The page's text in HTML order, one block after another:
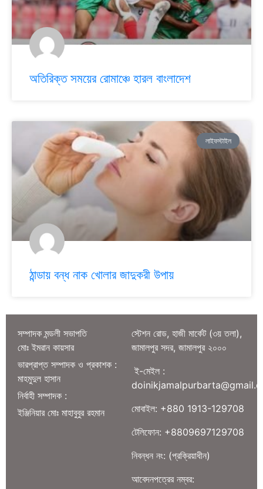
অতিরিক্ত সময়ের রোমাঞ্চে হারল বাংলাদেশ
লাইফস্টাইল
ঠান্ডায় বন্ধ নাক খোলার জাদুকরী উপায়
সম্পাদক মন্ডলী সভাপতি
মোঃ ইমরান কায়সার
ভারপ্রাপ্ত সম্পাদক ও প্রকাশক :
মাহমুদুল হাসান
নির্বাহী সম্পাদক :
ইঞ্জিনিয়ার মোঃ মাহাবুবুর রহমান
স্টেশন রোড, হাজী মার্কেট (৩য় তলা),
জামালপুর সদর, জামালপুর ২০০০
ই-মেইল :
মোবাইল: +880 1913-129708
টেলিফোন: +8809697129708
নিবন্ধন নং: (প্রক্রিয়াধীন)
আবেদনপত্রের নম্বর: